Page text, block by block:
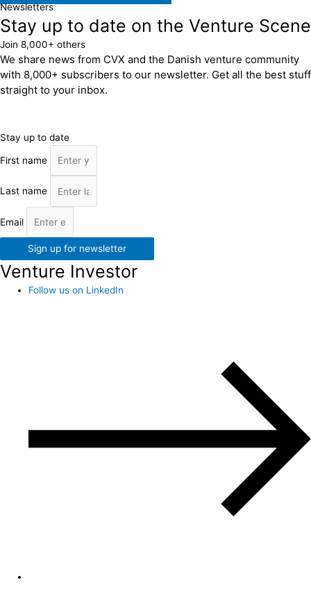
Newsletters
Stay up to date on the Venture Scene
Join 8,000+ others
We share news from CVX and the Danish venture community
with 8,000+ subscribers to our newsletter. Get all the best stuff
straight to your inbox.
Stay up to date
First name
Last name
Email
Sign up for newsletter
Venture Investor
Follow us on LinkedIn